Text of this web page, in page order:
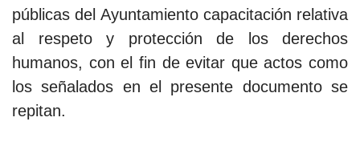
públicas del Ayuntamiento capacitación relativa
al respeto y protección de los derechos
humanos, con el fin de evitar que actos como
los señalados en el presente documento se
repitan.